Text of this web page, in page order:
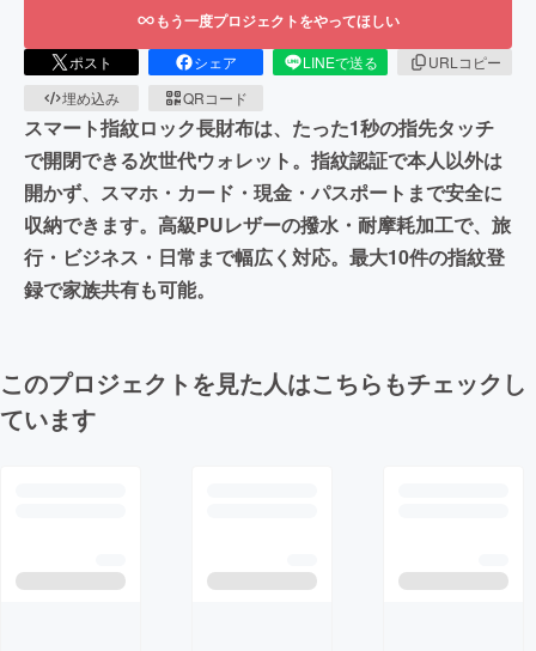
もう一度プロジェクトをやってほしい
ポスト シェア LINEで送る
URLコピー
埋め込み
QRコード
スマート指紋ロック長財布は、たった1秒の指先タッチ
で開閉できる次世代ウォレット。指紋認証で本人以外は
開かず、スマホ・カード・現金・パスポートまで安全に
収納できます。高級PUレザーの撥水・耐摩耗加工で、旅
行・ビジネス・日常まで幅広く対応。最大10件の指紋登
録で家族共有も可能。
このプロジェクトを見た人はこちらもチェックし
ています